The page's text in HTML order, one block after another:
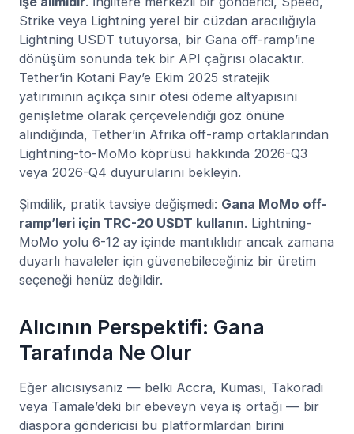
Strike veya Lightning yerel bir cüzdan aracılığıyla
Lightning USDT tutuyorsa, bir Gana off-ramp’ine
dönüşüm sonunda tek bir API çağrısı olacaktır.
Tether’in Kotani Pay’e Ekim 2025 stratejik
yatırımının açıkça sınır ötesi ödeme altyapısını
genişletme olarak çerçevelendiği göz önüne
alındığında, Tether’in Afrika off-ramp ortaklarından
Lightning-to-MoMo köprüsü hakkında 2026-Q3
veya 2026-Q4 duyurularını bekleyin.
Şimdilik, pratik tavsiye değişmedi: Gana MoMo off-
ramp’leri için TRC-20 USDT kullanın. Lightning-
MoMo yolu 6-12 ay içinde mantıklıdır ancak zamana
duyarlı havaleler için güvenebileceğiniz bir üretim
seçeneği henüz değildir.
Alıcının Perspektifi: Gana
Tarafında Ne Olur
Eğer alıcısıysanız — belki Accra, Kumasi, Takoradi
veya Tamale’deki bir ebeveyn veya iş ortağı — bir
diaspora göndericisi bu platformlardan birini